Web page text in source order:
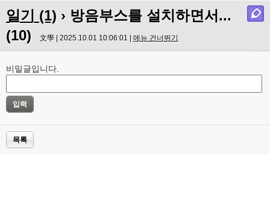
일기 (1) › 방음부스를 설치하면서...
(10)
文學 | 2025.10.01 10:06:01 | 메뉴 건너뛰기
비밀글입니다.
목록